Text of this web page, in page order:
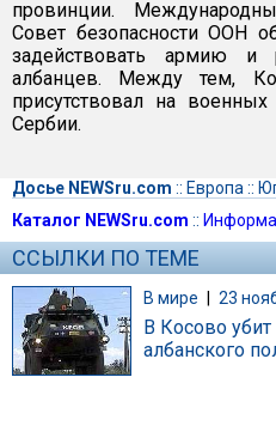
провинции.
Совет безопасности ООН
задействовать армию и
албанцев. Между тем,
присутствовал на
Сербии.
Досье NEWSru.com :: Европа ::
Каталог NEWSru.com ::
ССЫЛКИ ПО ТЕМЕ
В мире | 23
В Косово
албанского